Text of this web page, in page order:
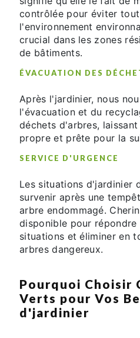
contrôlée pour éviter
l'environnement
crucial dans les zones
de bâtiments.
ÉVACUATION DES
Après l'jardinier, nous
l'évacuation et du
déchets d'arbres,
propre et prête pour la
SERVICE D'URGENCE
Les situations d'jardinier
survenir après une
arbre endommagé.
disponible pour
situations et éliminer en
arbres dangereux.
Pourquoi Choisir
Verts pour Vos
d'jardinier